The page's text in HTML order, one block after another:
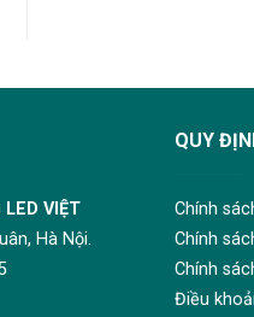
LED VIỆT
Hà Nội.
QUY
Chính
Chính
Chính
Điều